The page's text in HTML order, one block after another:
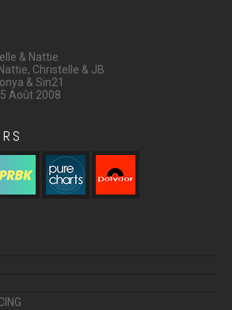
& Nattie
Christelle & JB
& Sin21
Août 2008